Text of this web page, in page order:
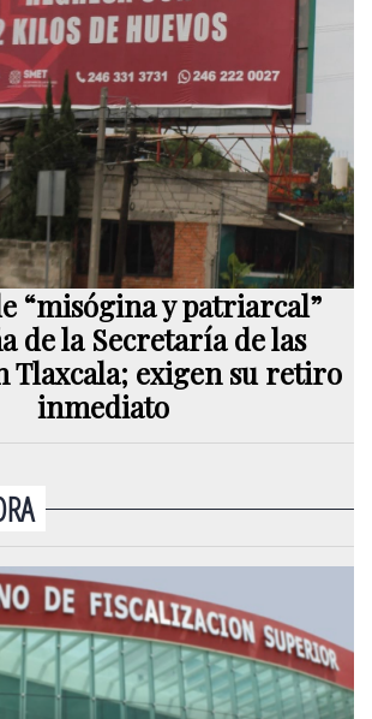
“misógina y patriarcal”
de la Secretaría de las
Tlaxcala; exigen su retiro
inmediato